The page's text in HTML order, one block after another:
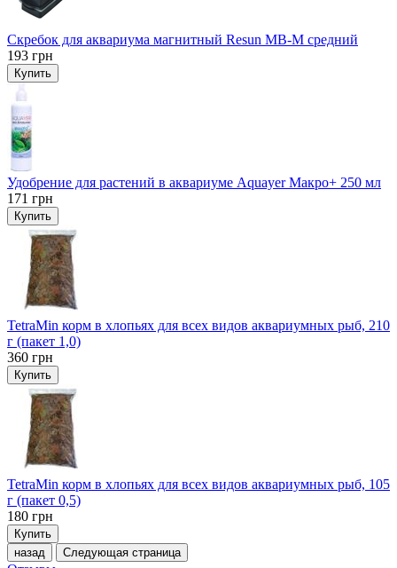
Скребок для аквариума магнитный Resun MB-M средний
193 грн
Купить
Удобрение для растений в аквариуме Aquayer Макро+ 250 мл
171 грн
Купить
TetraMin корм в хлопьях для всех видов аквариумных рыб, 210
г (пакет 1,0)
360 грн
Купить
TetraMin корм в хлопьях для всех видов аквариумных рыб, 105
г (пакет 0,5)
180 грн
Купить
назад
Следующая страница